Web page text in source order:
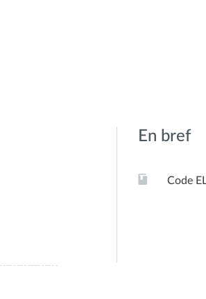
En bref
Code